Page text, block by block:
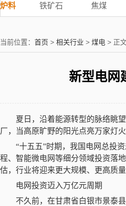
炉料
铁矿石 焦煤
当前位置： 首页 > 相关行业 > 煤电 > 正
新型电网
夏日，沿着能源转型的脉络眺
厂，当高原旷野的阳光点亮万家灯
“十五五”时期，我国电网总投
程、智能微电网等细分领域投资落
估，行业将迎来更大规模、更高质量
电网投资迈入万亿元周期
不久前，在甘肃省白银市景泰